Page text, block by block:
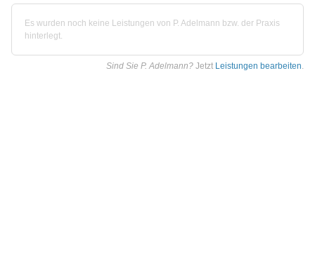
Es wurden noch keine Leistungen von P. Adelmann bzw. der Praxis
hinterlegt.
Sind Sie P. Adelmann? Jetzt Leistungen bearbeiten.